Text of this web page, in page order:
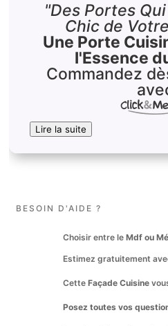
"Des Portes
Chic de
Une Porte
l'Essence
Commandez
Lire la suite
BESOIN D'AIDE ?
Choisir entre le Mdf ou
Estimez gratuitement
Cette Façade Cuisine
Posez toutes vos